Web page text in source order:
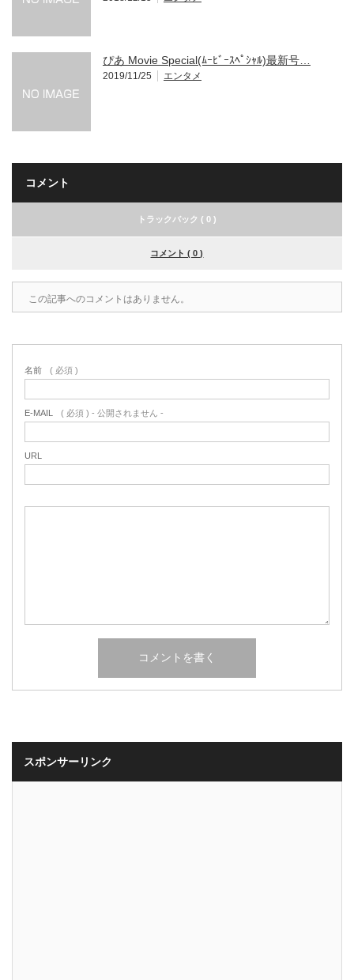
ぴあ Movie Special(ﾑｰﾋﾞｰｽﾍﾟｼｬﾙ)最新号…
2019/11/25 エンタメ
コメント
トラックバック ( 0 )
コメント ( 0 )
この記事へのコメントはありません。
名前 ( 必須 )
E-MAIL ( 必須 ) - 公開されません -
URL
スポンサーリンク